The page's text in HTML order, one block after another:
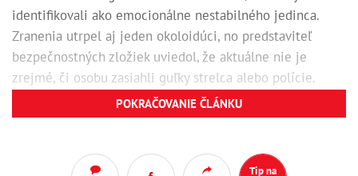
identifikovali ako emocionálne nestabilného jedinca.
Zranenia utrpel aj jeden okoloidúci, no predstaviteľ
bezpečnostných zložiek uviedol, že aktuálne nie je
zrejmé, či osobu zasiahli guľky strelca alebo polície.
Podľa Tajnej služby pri incidente nebol zranený žiadny
policajt a nedošlo ani k ohrozeniu hlavy štátu.
POKRAČOVANIE ČLÁNKU
Tip na